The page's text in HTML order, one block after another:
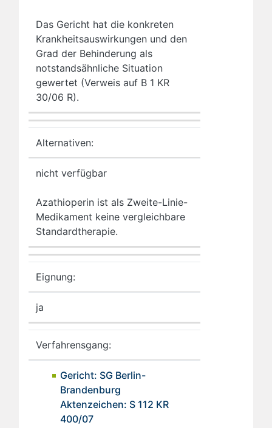
Das Gericht hat die konkreten
Krankheitsauswirkungen und den
Grad der Behinderung als
notstandsähnliche Situation
gewertet (Verweis auf B 1 KR
30/06 R).
Alternativen:
nicht verfügbar
Azathioperin ist als Zweite-Linie-
Medikament keine vergleichbare
Standardtherapie.
Eignung:
ja
Verfahrensgang:
Gericht: SG Berlin-
Brandenburg
Aktenzeichen: S 112 KR
400/07